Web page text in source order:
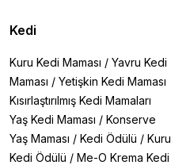
Kedi
Kuru Kedi Maması / Yavru Kedi
Maması / Yetişkin Kedi Maması
Kısırlaştırılmış Kedi Mamaları
Yaş Kedi Maması / Konserve
Yaş Maması / Kedi Ödülü / Kuru
Kedi Ödülü / Me-O Krema Kedi